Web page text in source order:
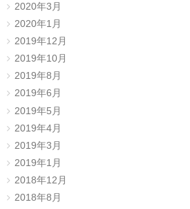
2020年3月
2020年1月
2019年12月
2019年10月
2019年8月
2019年6月
2019年5月
2019年4月
2019年3月
2019年1月
2018年12月
2018年8月